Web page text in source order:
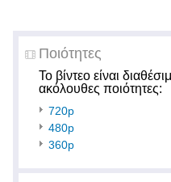
Ποιότητες
Το βίντεο είναι
ακόλουθες ποιότητες:
720p
480p
360p